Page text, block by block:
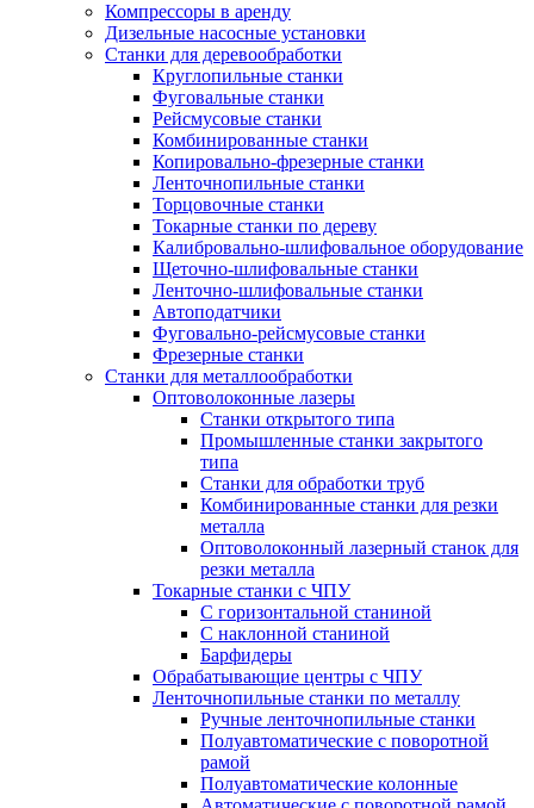
Компрессоры в аренду
Дизельные насосные установки
Станки для деревообработки
Круглопильные станки
Фуговальные станки
Рейсмусовые станки
Комбинированные станки
Копировально-фрезерные станки
Ленточнопильные станки
Торцовочные станки
Токарные станки по дереву
Калибровально-шлифовальное оборудование
Щеточно-шлифовальные станки
Ленточно-шлифовальные станки
Автоподатчики
Фуговально-рейсмусовые станки
Фрезерные станки
Станки для металлообработки
Оптоволоконные лазеры
Станки открытого типа
Промышленные станки закрытого
типа
Станки для обработки труб
Комбинированные станки для резки
металла
Оптоволоконный лазерный станок для
резки металла
Токарные станки с ЧПУ
С горизонтальной станиной
С наклонной станиной
Барфидеры
Обрабатывающие центры с ЧПУ
Ленточнопильные станки по металлу
Ручные ленточнопильные станки
Полуавтоматические с поворотной
рамой
Полуавтоматические колонные